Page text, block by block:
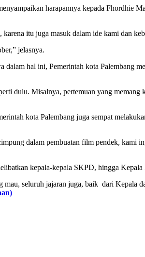
harapannya kepada Fhordhie
itu juga masuk dalam ide kami dan
jelasnya.
hal ini, Pemerintah kota Palembang
dulu. Misalnya, pertemuan yang
kota Palembang juga sempat
dalam pembuatan film pendek,
kepala-kepala SKPD, hingga
seluruh jajaran juga, baik dari Kepala